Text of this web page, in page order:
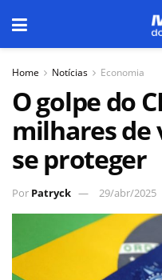
Home Notícias Economia
O golpe do
milhares de
se proteger
Por Patryck 29/abr/2025